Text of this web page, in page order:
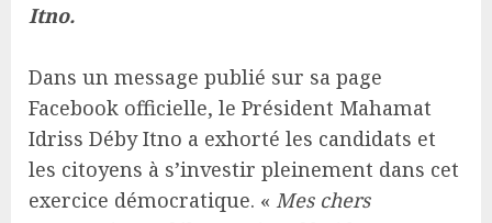
Itno.
Dans un message publié sur sa page
Facebook officielle, le Président Mahamat
Idriss Déby Itno a exhorté les candidats et
les citoyens à s’investir pleinement dans cet
exercice démocratique. « Mes chers